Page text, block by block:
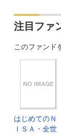
注目ファ
このファンド
はじめてのＮ
ＩＳＡ・全世